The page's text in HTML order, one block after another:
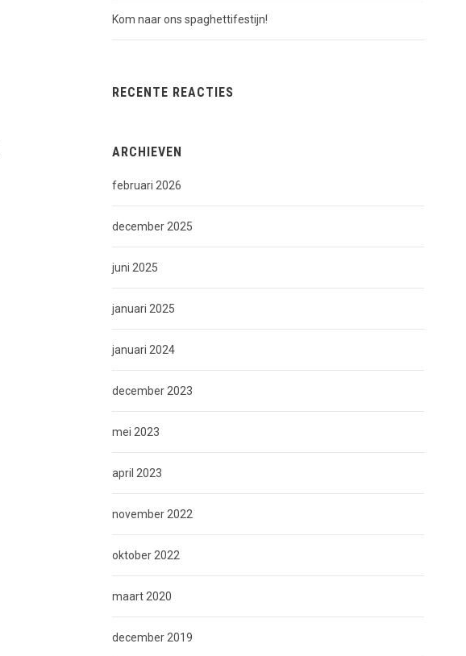
Kom naar ons spaghettifestijn!
RECENTE REACTIES
ARCHIEVEN
februari 2026
december 2025
juni 2025
januari 2025
januari 2024
december 2023
mei 2023
april 2023
november 2022
oktober 2022
maart 2020
december 2019